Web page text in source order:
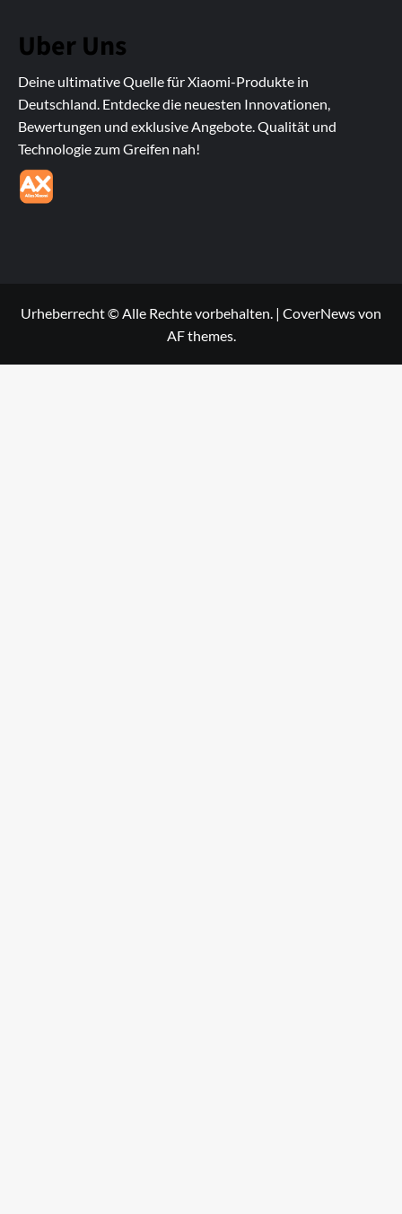
Uber Uns
Deine ultimative Quelle für Xiaomi-Produkte in
Deutschland. Entdecke die neuesten Innovationen,
Bewertungen und exklusive Angebote. Qualität und
Technologie zum Greifen nah!
Urheberrecht © Alle Rechte vorbehalten. | CoverNewsvon
AF themes.